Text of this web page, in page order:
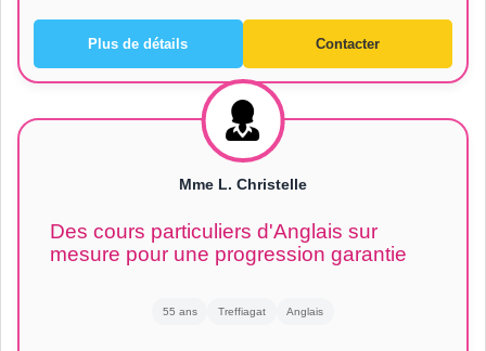
Plus de détails Contacter
Mme L. Christelle
Des cours particuliers d'Anglais sur
mesure pour une progression garantie
55 ans Treffiagat Anglais